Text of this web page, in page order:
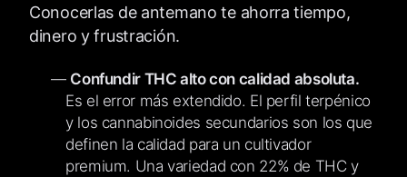
Conocerlas de antemano te ahorra tiempo,
dinero y frustración.
Confundir THC alto con calidad absoluta.
Es el error más extendido. El perfil terpénico
y los cannabinoides secundarios son los que
definen la calidad para un cultivador
premium. Una variedad con 22% de THC y